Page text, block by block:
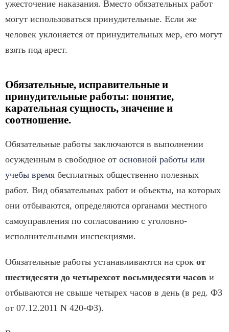
ужесточение наказания. Вместо обязательных работ
могут использоваться принудительные. Если же
человек уклоняется от принудительных мер, его могут
взять под арест.
Обязательные, исправительные и
принудительные работы: понятие,
карательная сущность, значение и
соотношение.
Обязательные работы заключаются в выполнении
осужденным в свободное от основной работы или
учебы время бесплатных общественно полезных
работ. Вид обязательных работ и объекты, на которых
они отбываются, определяются органами местного
самоуправления по согласованию с уголовно-
исполнительными инспекциями.
Обязательные работы устанавливаются на срок от
шестидесяти до четырехсот восьмидесяти часов и
отбываются не свыше четырех часов в день (в ред. ФЗ
от 07.12.2011 N 420-ФЗ).